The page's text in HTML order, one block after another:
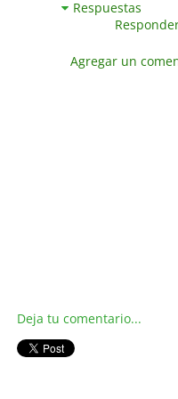
Respuestas
Agregar un
Deja tu comentario...